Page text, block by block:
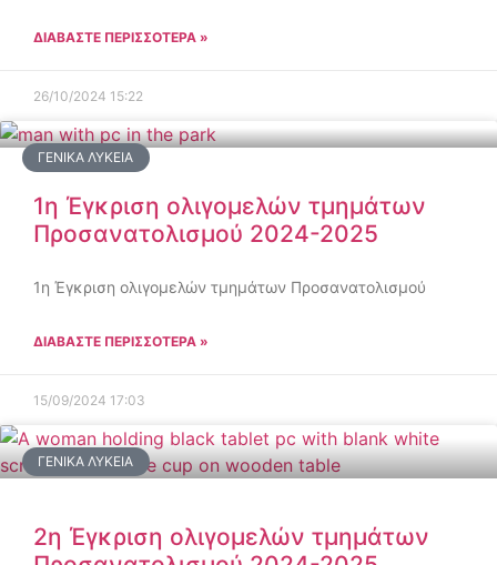
ΔΙΑΒΑΣΤΕ ΠΕΡΙΣΣΟΤΕΡΑ »
26/10/2024 15:22
ΓΕΝΙΚΆ ΛΎΚΕΙΑ
1η Έγκριση ολιγομελών τμημάτων
Προσανατολισμού 2024-2025
1η Έγκριση ολιγομελών τμημάτων Προσανατολισμού
ΔΙΑΒΑΣΤΕ ΠΕΡΙΣΣΟΤΕΡΑ »
15/09/2024 17:03
ΓΕΝΙΚΆ ΛΎΚΕΙΑ
2η Έγκριση ολιγομελών τμημάτων